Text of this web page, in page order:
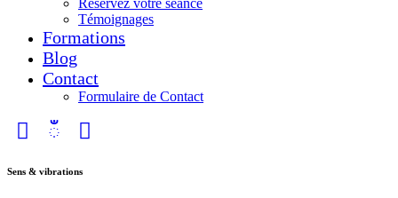
Réservez votre séance
Témoignages
Formations
Blog
Contact
Formulaire de Contact
Sens & vibrations